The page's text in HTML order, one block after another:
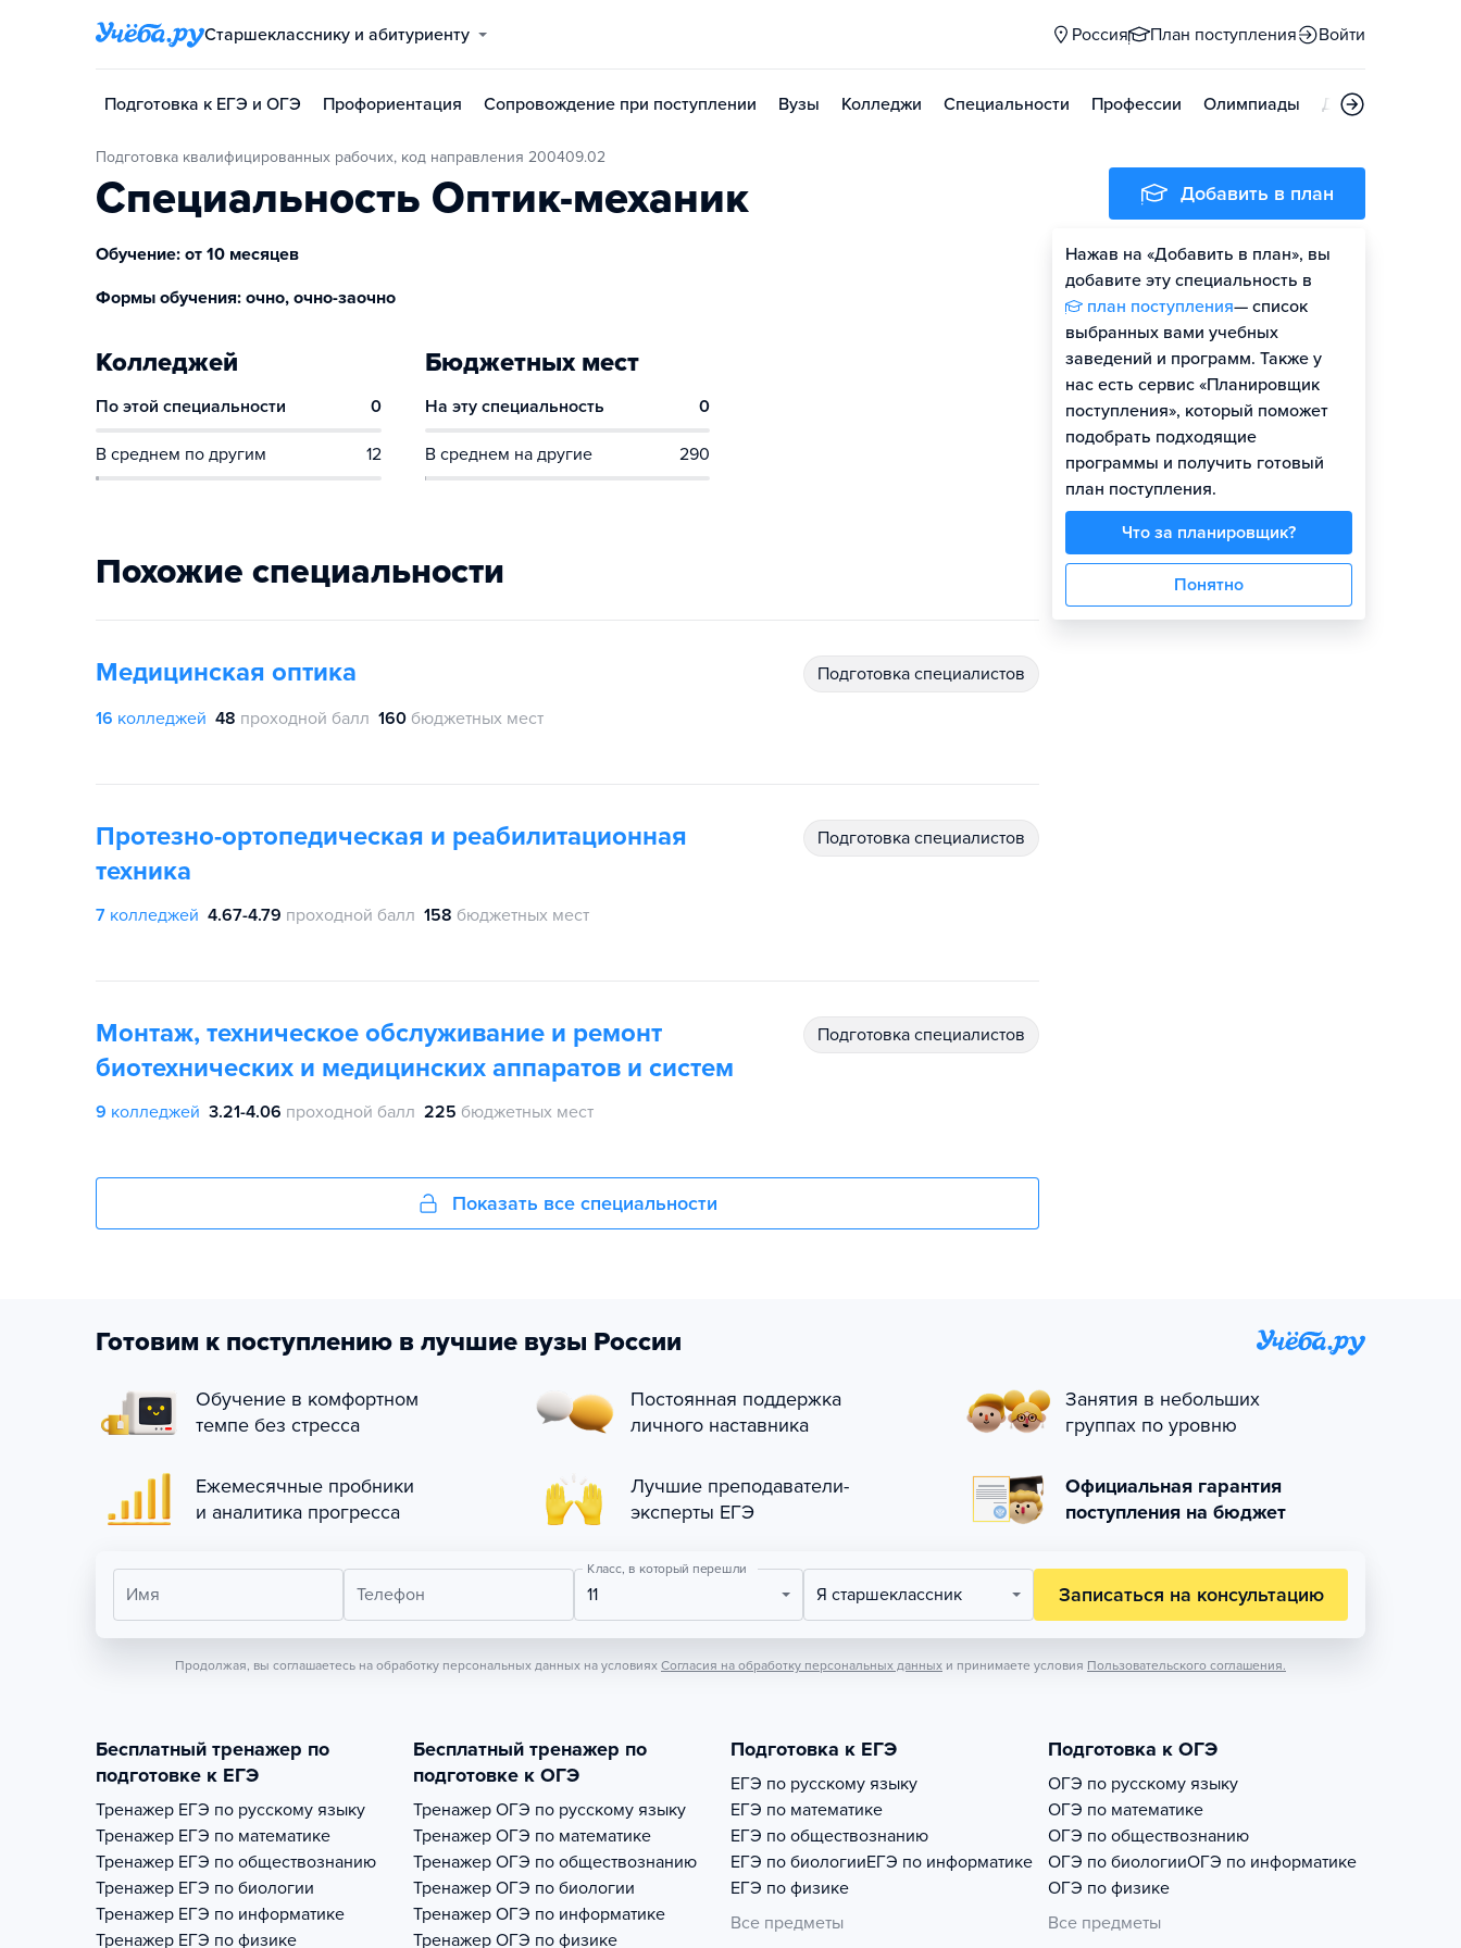
Старшекласснику и абитуриенту Россия План поступления Войти
Подготовка к ЕГЭ и ОГЭ Профориентация Сопровождение при поступлении Вузы Колледжи Специальности Профессии Олимпиады Дни открытых
Подготовка квалифицированных рабочих, код направления 200409.02
Специальность Оптик-механик
Обучение: от 10 месяцев
Формы обучения: очно, очно-заочно
Колледжей
По этой специальности 0
В среднем по другим 12
Бюджетных мест
На эту специальность 0
В среднем на другие 290
Похожие специальности
Медицинская оптика подготовка специалистов
16 колледжей 48 проходной балл 160 бюджетных мест
Протезно-ортопедическая и реабилитационная
техника
подготовка специалистов
7 колледжей 4.67-4.79 проходной балл 158 бюджетных мест
Монтаж, техническое обслуживание и ремонт
биотехнических и медицинских аппаратов и систем
подготовка специалистов
9 колледжей 3.21-4.06 проходной балл 225 бюджетных мест
Показать все специальности
Добавить в план
Нажав на «Добавить в план», вы
добавите эту специальность в
план поступления— список
выбранных вами учебных
заведений и программ. Также у
нас есть сервис «Планировщик
поступления», который поможет
подобрать подходящие
программы и получить готовый
план поступления.
Что за планировщик?
Понятно
Готовим к поступлению в лучшие вузы России
Обучение в комфортном
темпе без стресса
Постоянная поддержка
личного наставника
Занятия в небольших
группах по уровню
Ежемесячные пробники
и аналитика прогресса
Лучшие преподаватели-
эксперты ЕГЭ
Официальная гарантия
поступления на бюджет
Имя Телефон
Класс, в который перешли
11 Я старшеклассник Записаться на консультацию
Продолжая, вы соглашаетесь на обработку персональных данных на условиях Согласия на обработку персональных данных и принимаете условия Пользовательского соглашения.
Бесплатный тренажер по
подготовке к ЕГЭ
Тренажер ЕГЭ по русскому языку
Тренажер ЕГЭ по математике
Тренажер ЕГЭ по обществознанию
Тренажер ЕГЭ по биологии
Тренажер ЕГЭ по информатике
Тренажер ЕГЭ по физике
Бесплатный тренажер по
подготовке к ОГЭ
Тренажер ОГЭ по русскому языку
Тренажер ОГЭ по математике
Тренажер ОГЭ по обществознанию
Тренажер ОГЭ по биологии
Тренажер ОГЭ по информатике
Тренажер ОГЭ по физике
Подготовка к ЕГЭ
ЕГЭ по русскому языку
ЕГЭ по математике
ЕГЭ по обществознанию
ЕГЭ по биологииЕГЭ по информатике
ЕГЭ по физике
Все предметы
Подготовка к ОГЭ
ОГЭ по русскому языку
ОГЭ по математике
ОГЭ по обществознанию
ОГЭ по биологииОГЭ по информатике
ОГЭ по физике
Все предметы